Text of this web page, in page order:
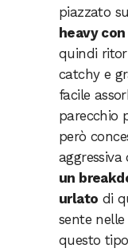
piazzato
heavy
quindi
catchy e
facile
parecchio
però
un
urlato di
sente
questo